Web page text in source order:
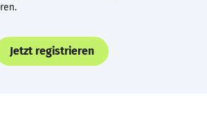
Jetzt registrieren